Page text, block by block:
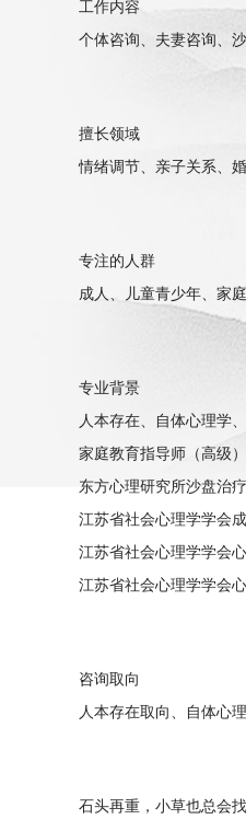
工作内容
个体咨询、夫妻咨询、
擅长领域
情绪调节、亲子关系、
专注的人群
成人、儿童青少年、家庭
专业背景
人本存在、自体心理学、
家庭教育指导师（高级）
东方心理研究所沙盘治
江苏省社会心理学学会
江苏省社会心理学学会
江苏省社会心理学学会
咨询取向
人本存在取向、自体心
石头再重，小草也总会